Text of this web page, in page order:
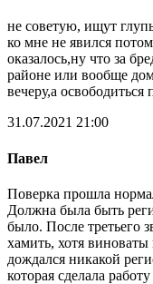
не советую, ищут
ко мне не явился
оказалось,ну что за
районе или вообще
вечеру,а
31.07.2021 21:00
Павел
Поверка прошла
Должна была быть
было. После третьего
хамить, хотя
дождался никакой
которая сделала